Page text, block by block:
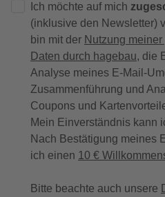
Ich möchte auf mich
(inklusive den Newsletter)
bin mit der Nutzung
Daten durch hagebau, die
Analyse meines E-Mail-
Zusammenführung und
Coupons und
Mein Einverständnis kann
Nach Bestätigung meines
ich einen 10 €
Bitte beachte auch unsere